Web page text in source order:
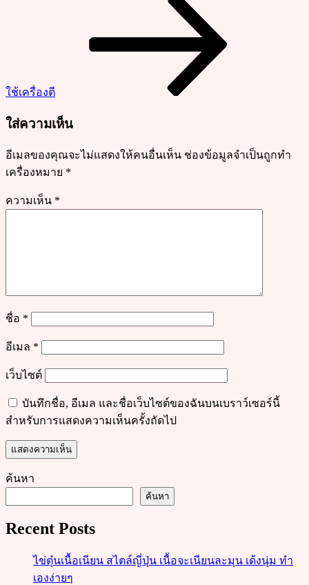
ใช้เครื่องตี
ใส่ความเห็น
อีเมลของคุณจะไม่แสดงให้คนอื่นเห็น ช่องข้อมูลจำเป็นถูกทำ
เครื่องหมาย *
ความเห็น *
ชื่อ *
อีเมล *
เว็บไซต์
บันทึกชื่อ, อีเมล และชื่อเว็บไซต์ของฉันบนเบราว์เซอร์นี้
สำหรับการแสดงความเห็นครั้งถัดไป
ค้นหา
ค้นหา
Recent Posts
ไข่ตุ๋นเนื้อเนียน สไตล์ญี่ปุ่น เนื้อจะเนียนละมุน เด้งนุ่ม ทำ
เองง่ายๆ